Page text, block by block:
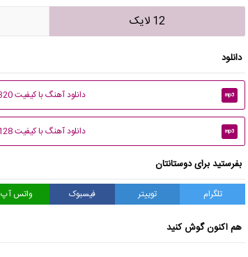
12 لایک
دانلود
mp3 دانلود آهنگ با کیفیت 320
mp3 دانلود آهنگ با کیفیت 128
بفرستید برای دوستانتان
تلگرام توییتر فیسبوک واتس آپ
هم اکنون گوش کنید